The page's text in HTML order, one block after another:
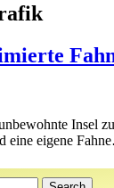
Insel
eine eigene